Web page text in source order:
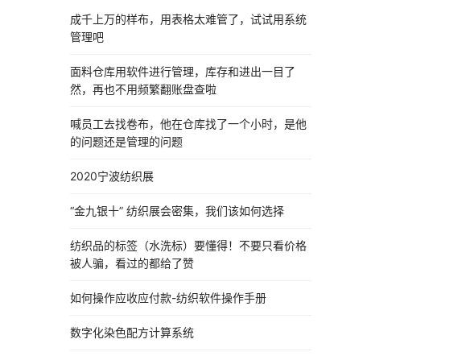
成千上万的样布，用表格太难管了，试试用系统
管理吧
面料仓库用软件进行管理，库存和进出一目了
然，再也不用频繁翻账盘查啦
喊员工去找卷布，他在仓库找了一个小时，是他
的问题还是管理的问题
2020宁波纺织展
“金九银十” 纺织展会密集，我们该如何选择
纺织品的标签（水洗标）要懂得！不要只看价格
被人骗，看过的都给了赞
如何操作应收应付款-纺织软件操作手册
数字化染色配方计算系统